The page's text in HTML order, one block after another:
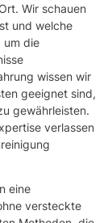
Wir schauen
und welche
um die
wissen wir
geeignet sind,
gewährleisten.
verlassen
eine
versteckte